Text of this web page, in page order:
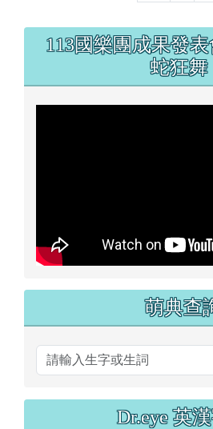
左邊區域內容
113國樂團成果發
蛇狂舞
萌典查
Dr.eye 英